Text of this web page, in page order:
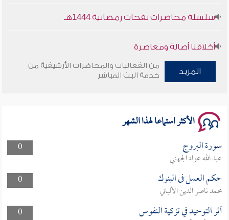
سلسلة محاضرات نفحات رمضانية 1444هـ
أخلاقنا أصالة ومعاصرة
وأمنهم من خوف 9
المزيد
من الفعاليات والمحاضرات الأرشيفية من
خدمة البث المباشر
الأكثر استماعا لهذا الشهر
0 سورة البروج
عبد الله عواد الجهني
0
حكم العمل فى البنوك
محمد ناصر الدين الألباني
0
أثر التوحيد في تزكية النفوس